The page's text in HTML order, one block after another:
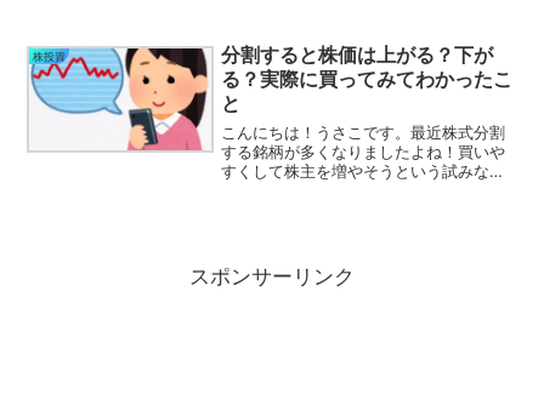
じゃないですか・・・ 数量限定だけど平
日なのでまだありました。...
株投資
分割すると株価は上がる？下が
る？実際に買ってみてわかったこ
と
こんにちは！うさこです。最近株式分割
する銘柄が多くなりましたよね！買いや
すくして株主を増やそうという試みなん
スポンサーリンク